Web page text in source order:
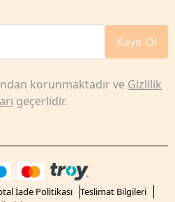
Kayıt Ol
korunmaktadır ve Gizlilik
geçerlidir.
İade Politikası
Teslimat Bilgileri